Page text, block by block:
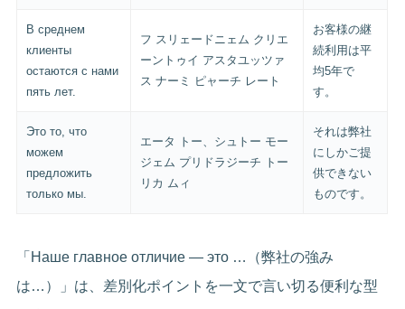
В среднем
клиенты
остаются с нами
пять лет.
フ スリェードニェム クリエ
ーントゥイ アスタユッツァ
ス ナーミ ピャーチ レート
お客様の継
続利用は平
均5年で
す。
Это то, что
можем
предложить
только мы.
エータ トー、シュトー モー
ジェム プリドラジーチ トー
リカ ムィ
それは弊社
にしかご提
供できない
ものです。
「Наше главное отличие — это …（弊社の強み
は…）」は、差別化ポイントを一文で言い切る便利な型